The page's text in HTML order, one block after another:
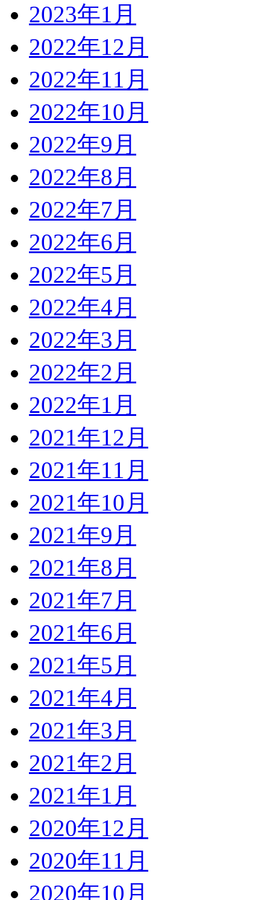
2023年1月
2022年12月
2022年11月
2022年10月
2022年9月
2022年8月
2022年7月
2022年6月
2022年5月
2022年4月
2022年3月
2022年2月
2022年1月
2021年12月
2021年11月
2021年10月
2021年9月
2021年8月
2021年7月
2021年6月
2021年5月
2021年4月
2021年3月
2021年2月
2021年1月
2020年12月
2020年11月
2020年10月